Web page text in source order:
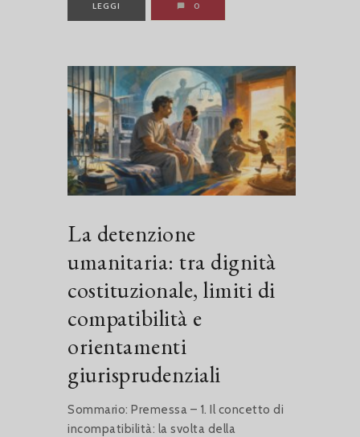
LEGGI 0
La detenzione
umanitaria: tra dignità
costituzionale, limiti di
compatibilità e
orientamenti
giurisprudenziali
Sommario: Premessa – 1. Il concetto di
incompatibilità: la svolta della